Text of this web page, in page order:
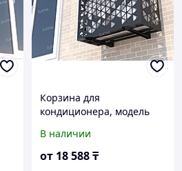
Корзина для
кондиционера, модель
В наличии
от 18 588₸